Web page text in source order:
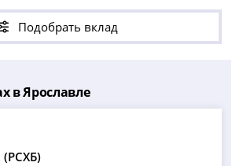
Подобрать вклад
в Ярославле
(РСХБ)